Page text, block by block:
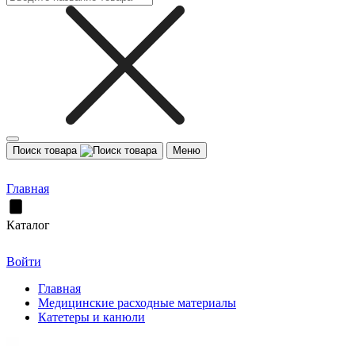
Поиск товара Меню
Главная
Каталог
Войти
Главная
Медицинские расходные материалы
Катетеры и канюли